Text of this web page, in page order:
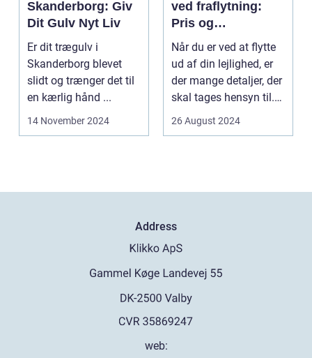
Skanderborg: Giv
Dit Gulv Nyt Liv
Er dit trægulv i
Skanderborg blevet
slidt og trænger det til
en kærlig hånd ...
14 November 2024
ved fraflytning:
Pris og
overvejelser
Når du er ved at flytte
ud af din lejlighed, er
der mange detaljer, der
skal tages hensyn til.
En af...
26 August 2024
Address
web: